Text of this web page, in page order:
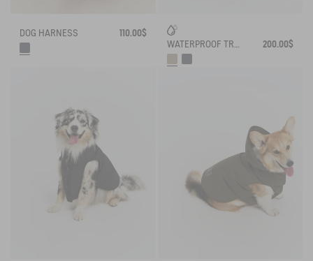
DOG HARNESS
110.00$
WATERPROOF TRENCH
200.00$